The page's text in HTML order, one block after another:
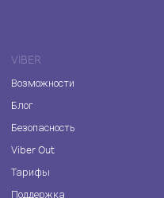
VIBER
Возможности
Блог
Безопасность
Viber Out
Тарифы
Поддержка